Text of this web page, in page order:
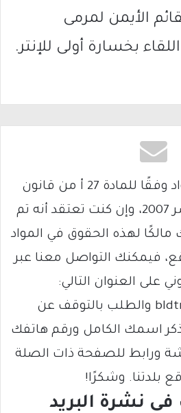
الأيمن لمرمى
بخسارة أولى للإنتر.
يتم الاستخدام المواد وفقًا للمادة 27 أ من قانون
حقوق التأليف والنشر 2007، وإن كنت تعتقد أنه تم
لهذه الحقوق في المواد
فيمكنك التواصل معنا عبر
على العنوان التالي:
bldtna3@gmail.com والطلب بالتوقف عن
ذكر اسمك الكامل ورقم هاتفك
ورابط للصفحة ذات الصلة
بلدتنا. وشكرًا!
فى نشرة البريد